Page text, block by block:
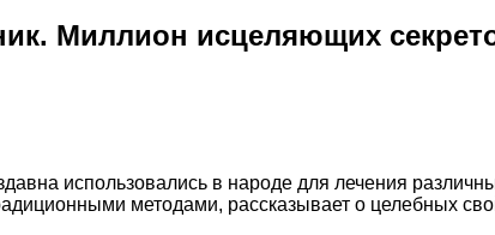
Миллион исцеляющих
использовались в народе для лечения
методами, рассказывает о целебных